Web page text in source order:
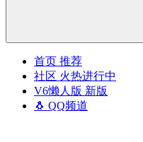
首页 推荐
社区 火热进行中
V6懒人版 新版
🐧 QQ频道